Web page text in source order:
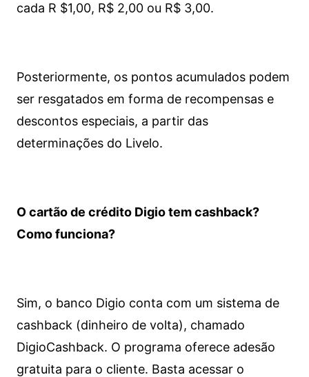
cada R $1,00, R$ 2,00 ou R$ 3,00.
Posteriormente, os pontos acumulados podem
ser resgatados em forma de recompensas e
descontos especiais, a partir das
determinações do Livelo.
O cartão de crédito Digio tem cashback?
Como funciona?
Sim, o banco Digio conta com um sistema de
cashback (dinheiro de volta), chamado
DigioCashback. O programa oferece adesão
gratuita para o cliente. Basta acessar o